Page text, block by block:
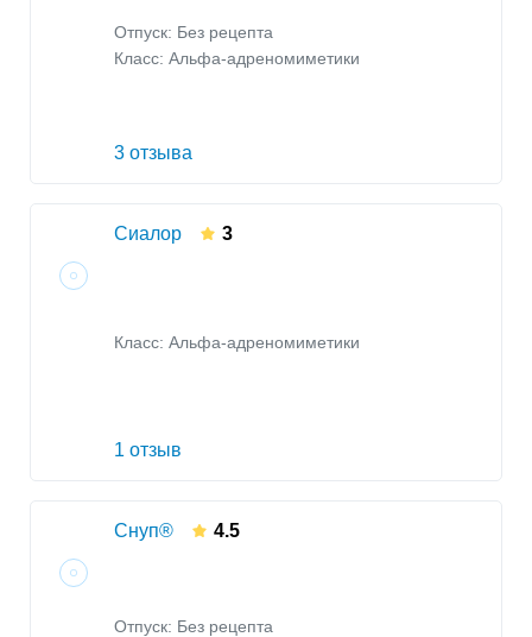
Отпуск: Без рецепта
Класс: Альфа-адреномиметики
3 отзыва
Сиалор 3
Класс: Альфа-адреномиметики
1 отзыв
Снуп® 4.5
Отпуск: Без рецепта